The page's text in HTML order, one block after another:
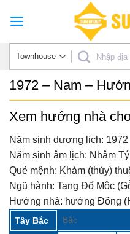
1972 – Nam –
Xem hướng nhà
Năm sinh dương lịch: 1972
Năm sinh âm lịch: Nhâm Tý
Quẻ mệnh: Khảm (thủy)
Ngũ hành: Tang Đố Mộc
Hướng nhà: hướng Đông
Tây Bắc Bắc